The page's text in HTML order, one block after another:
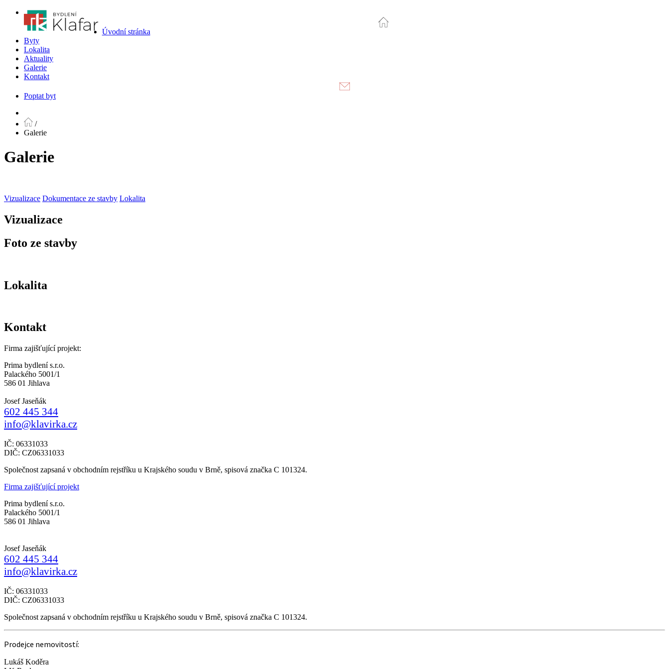
Úvodní stránka
Byty
Lokalita
Aktuality
Galerie
Kontakt
Poptat byt
/
Galerie
Galerie
Vizualizace Dokumentace ze stavby Lokalita
Vizualizace
Foto ze stavby
Lokalita
Kontakt
Firma zajišťující projekt:
Prima bydlení s.r.o.
Palackého 5001/1
586 01 Jihlava
Josef Jaseňák
602 445 344
info@klavirka.cz
IČ: 06331033
DIČ: CZ06331033
Společnost zapsaná v obchodním rejstříku u Krajského soudu v Brně, spisová značka C 101324.
Firma zajišťující projekt
Prima bydlení s.r.o.
Palackého 5001/1
586 01 Jihlava
Josef Jaseňák
602 445 344
info@klavirka.cz
IČ: 06331033
DIČ: CZ06331033
Společnost zapsaná v obchodním rejstříku u Krajského soudu v Brně, spisová značka C 101324.
Prodejce nemovitostí:
Lukáš Koděra